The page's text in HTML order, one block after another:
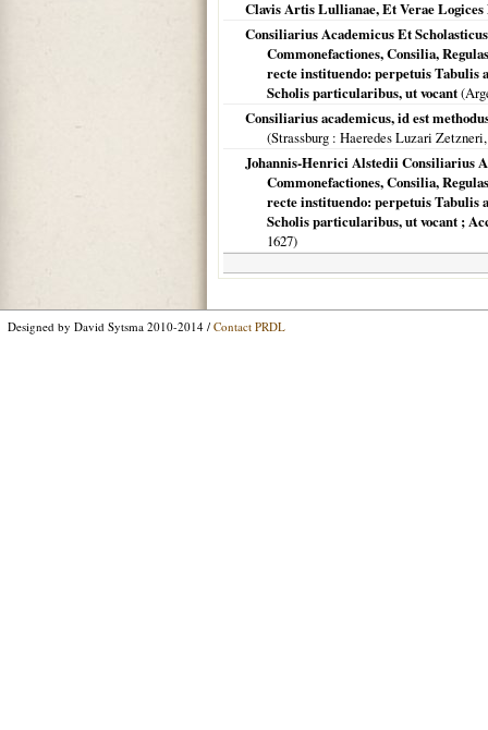
Clavis Artis Lullianae, Et Verae
Consiliarius Academicus Et
Commonefactiones, Consilia,
recte instituendo: perpetuis
Scholis particularibus, ut vocant(
Consiliarius academicus, id est
(Strassburg : Haeredes Luzari
Johannis-Henrici Alstedii Consiliarius
Commonefactiones, Consilia,
recte instituendo: perpetuis
Scholis particularibus, ut vocant ;
1627)
Designed by David Sytsma 2010-2014 / Contact PRDL